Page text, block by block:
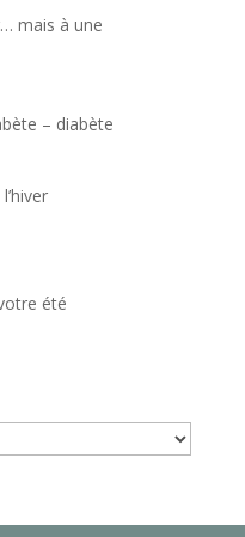
mais à une
– diabète
été